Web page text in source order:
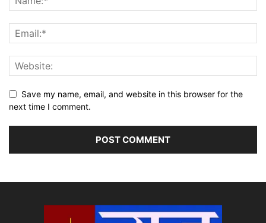
Save my name, email, and website in this browser for the
next time I comment.